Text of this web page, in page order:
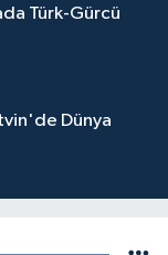
Türk-Gürcü
Dünya